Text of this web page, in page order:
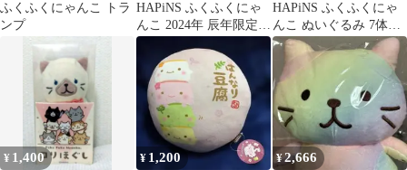
ふくふくにゃんこ トラ
ンプ
HAPiNS ふくふくにゃ
んこ 2024年 辰年限定
ぬいぐるみ 福袋 タグ付
HAPiNS ふくふくにゃ
んこ ぬいぐるみ 7体セ
ット まとめ売り
¥ 1,400 ¥ 1,200 ¥2,666